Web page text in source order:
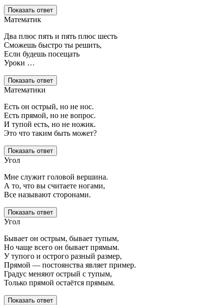
Показать ответ
Математик
Два плюс пять и пять плюс шесть
Сможешь быстро ты решить,
Если будешь посещать
Уроки …
Показать ответ
Математики
Есть он острый, но не нос.
Есть прямой, но не вопрос.
И тупой есть, но не ножик.
Это что таким быть может?
Показать ответ
Угол
Мне служит головой вершина.
А то, что вы считаете ногами,
Все называют сторонами.
Показать ответ
Угол
Бывает он острым, бывает тупым,
Но чаще всего он бывает прямым.
У тупого и острого разный размер,
Прямой — постоянства являет пример.
Градус меняют острый с тупым,
Только прямой остаётся прямым.
Показать ответ